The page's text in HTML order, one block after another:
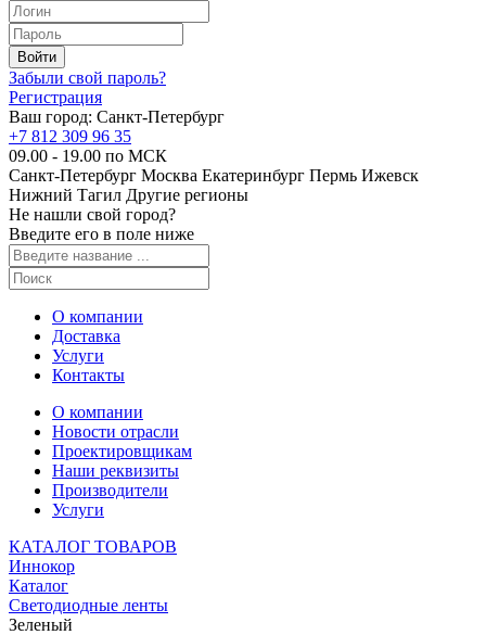
Забыли свой пароль?
Регистрация
Ваш город: Санкт-Петербург
+7 812 309 96 35
09.00 - 19.00 по МСК
Санкт-Петербург Москва Екатеринбург Пермь Ижевск
Нижний Тагил Другие регионы
Не нашли свой город?
Введите его в поле ниже
О компании
Доставка
Услуги
Контакты
О компании
Новости отрасли
Проектировщикам
Наши реквизиты
Производители
Услуги
КАТАЛОГ ТОВАРОВ
Иннокор
Каталог
Светодиодные ленты
Зеленый